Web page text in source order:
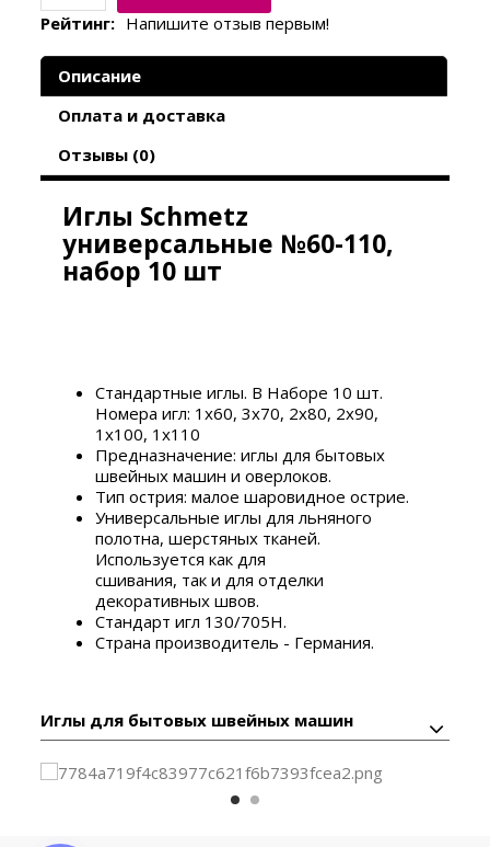
Рейтинг: Напишите отзыв первым!
Описание
Оплата и доставка
Отзывы (0)
Иглы Schmetz
универсальные №60-110,
набор 10 шт
Стандартные иглы. В Наборе 10 шт.
Номера игл: 1х60, 3х70, 2х80, 2х90,
1х100, 1х110
Предназначение: иглы для бытовых
швейных машин и оверлоков.
Тип острия: малое шаровидное острие.
Универсальные иглы для льняного
полотна, шерстяных тканей.
Используется как для
сшивания, так и для отделки
декоративных швов.
Стандарт игл 130/705H.
Страна производитель - Германия.
Иглы для бытовых швейных машин